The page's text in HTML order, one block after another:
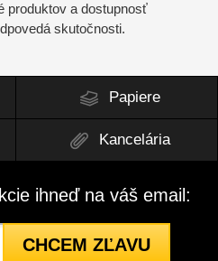
produktov a dostupnosť
skutočnosti.
Papiere
Kancelária
ihneď na váš email:
CHCEM ZĽAVU